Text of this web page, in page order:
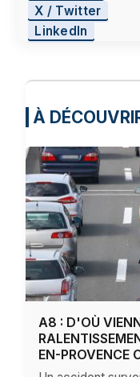
X / Twitter
LinkedIn
À
A8 : D'OÙ
EN-PROVENCE